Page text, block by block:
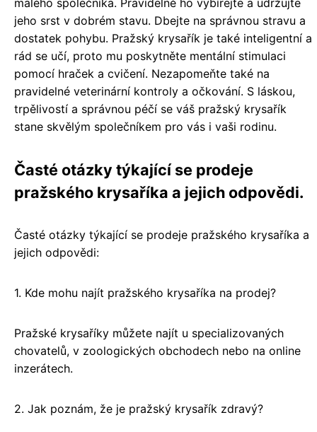
jeho srst v dobrém stavu. Dbejte na správnou stravu a
dostatek pohybu. Pražský krysařík je také inteligentní a
rád se učí, proto mu poskytněte mentální stimulaci
pomocí hraček a cvičení. Nezapomeňte také na
pravidelné veterinární kontroly a očkování. S láskou,
trpělivostí a správnou péčí se váš pražský krysařík
stane skvělým společníkem pro vás i vaši rodinu.
Časté otázky týkající se prodeje
pražského krysaříka a jejich odpovědi.
Časté otázky týkající se prodeje pražského krysaříka a
jejich odpovědi:
1. Kde mohu najít pražského krysaříka na prodej?
Pražské krysaříky můžete najít u specializovaných
chovatelů, v zoologických obchodech nebo na online
inzerátech.
2. Jak poznám, že je pražský krysařík zdravý?